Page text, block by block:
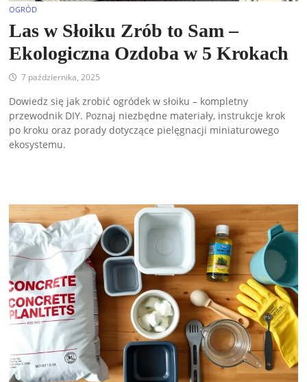
OGRÓD
Las w Słoiku Zrób to Sam –
Ekologiczna Ozdoba w 5 Krokach
7 października, 2025
Dowiedz się jak zrobić ogródek w słoiku – kompletny
przewodnik DIY. Poznaj niezbędne materiały, instrukcje krok
po kroku oraz porady dotyczące pielęgnacji miniaturowego
ekosystemu.